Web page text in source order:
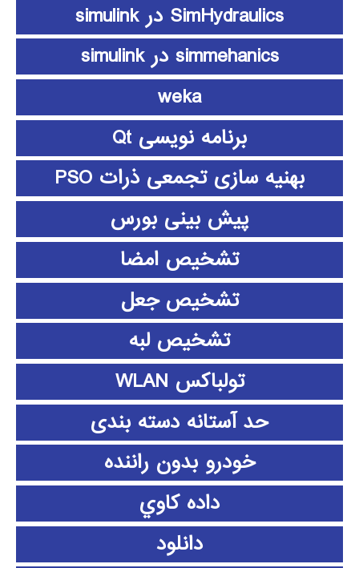
SimHydraulics در simulink
simmehanics در simulink
weka
برنامه نویسی Qt
بهنیه سازی تجمعی ذرات PSO
پیش بینی بورس
تشخیص امضا
تشخیص جعل
تشخیص لبه
تولباکس WLAN
حد آستانه دسته بندی
خودرو بدون راننده
داده كاوي
دانلود